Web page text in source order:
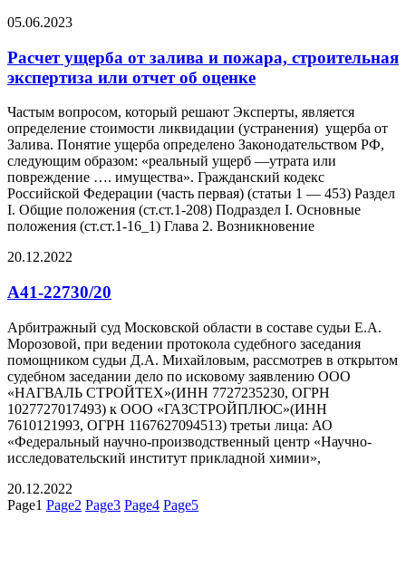
05.06.2023
Расчет ущерба от залива и пожара, строительная
экспертиза или отчет об оценке
Частым вопросом, который решают Эксперты, является
определение стоимости ликвидации (устранения) ущерба от
Залива. Понятие ущерба определено Законодательством РФ,
следующим образом: «реальный ущерб —утрата или
повреждение …. имущества». Гражданский кодекс
Российской Федерации (часть первая) (статьи 1 — 453) Раздел
I. Общие положения (ст.ст.1-208) Подраздел I. Основные
положения (ст.ст.1-16_1) Глава 2. Возникновение
20.12.2022
А41-22730/20
Арбитражный суд Московской области в составе судьи Е.А.
Морозовой, при ведении протокола судебного заседания
помощником судьи Д.А. Михайловым, рассмотрев в открытом
судебном заседании дело по исковому заявлению ООО
«НАГВАЛЬ СТРОЙТЕХ»(ИНН 7727235230, ОГРН
1027727017493) к ООО «ГАЗСТРОЙПЛЮС»(ИНН
7610121993, ОГРН 1167627094513) третьи лица: АО
«Федеральный научно-производственный центр «Научно­
исследовательский институт прикладной химии»,
20.12.2022
Page1 Page2 Page3 Page4 Page5